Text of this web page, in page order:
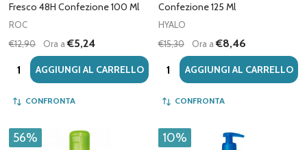
Fresco 48H Confezione 100 Ml
ROC
€12,90
Ora a€5,24
Quantità:AGGIUNGI AL CARRELLO
CONFRONTA
Confezione 125 Ml
HYALO
€15,30
Ora a€8,46
Quantità:AGGIUNGI AL CARRELLO
CONFRONTA
56% 10%